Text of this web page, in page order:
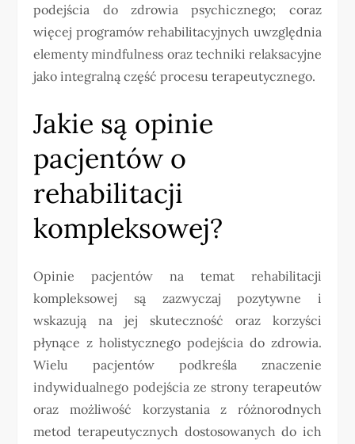
podejścia do zdrowia psychicznego; coraz
więcej programów rehabilitacyjnych uwzględnia
elementy mindfulness oraz techniki relaksacyjne
jako integralną część procesu terapeutycznego.
Jakie są opinie
pacjentów o
rehabilitacji
kompleksowej?
Opinie pacjentów na temat rehabilitacji
kompleksowej są zazwyczaj pozytywne i
wskazują na jej skuteczność oraz korzyści
płynące z holistycznego podejścia do zdrowia.
Wielu pacjentów podkreśla znaczenie
indywidualnego podejścia ze strony terapeutów
oraz możliwość korzystania z różnorodnych
metod terapeutycznych dostosowanych do ich